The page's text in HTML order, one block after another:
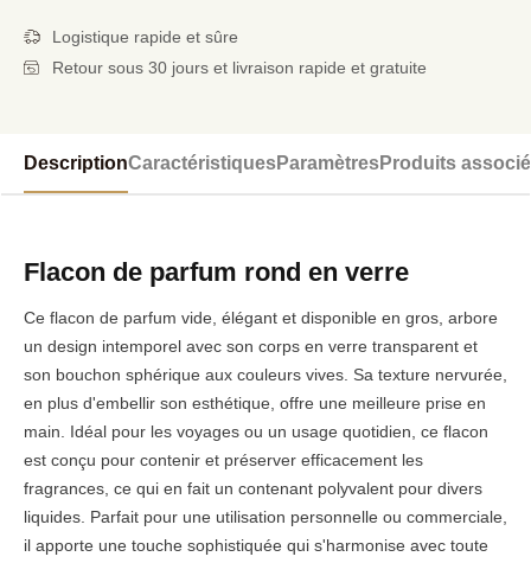
Logistique rapide et sûre
Retour sous 30 jours et livraison rapide et gratuite
DescriptionCaractéristiquesParamètresProduits
Flacon de parfum rond en verre
Ce flacon de parfum vide, élégant et disponible en gros, arbore
un design intemporel avec son corps en verre transparent et
son bouchon sphérique aux couleurs vives. Sa texture nervurée,
en plus d'embellir son esthétique, offre une meilleure prise en
main. Idéal pour les voyages ou un usage quotidien, ce flacon
est conçu pour contenir et préserver efficacement les
fragrances, ce qui en fait un contenant polyvalent pour divers
liquides. Parfait pour une utilisation personnelle ou commerciale,
il apporte une touche sophistiquée qui s'harmonise avec toute